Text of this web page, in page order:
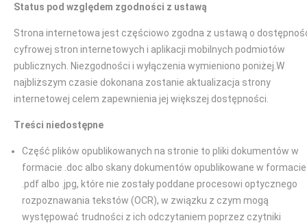
Status pod względem zgodności z ustawą
Strona internetowa jest częściowo zgodna z ustawą o
cyfrowej stron internetowych i aplikacji mobilnych podmiotów
publicznych. Niezgodności i wyłączenia wymieniono poniżej.W
najbliższym czasie dokonana zostanie aktualizacja strony
internetowej celem zapewnienia jej większej dostępności.
Treści niedostępne
Część plików opublikowanych na stronie to pliki dokumentów w
formacie .doc albo skany dokumentów opublikowane w formacie
.pdf albo .jpg, które nie zostały poddane procesowi optycznego
rozpoznawania tekstów (OCR), w związku z czym mogą
występować trudności z ich odczytaniem poprzez czytniki